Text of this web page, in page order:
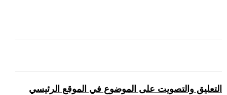
التعليق والتصويت على الموضوع في الموقع الرئيسي